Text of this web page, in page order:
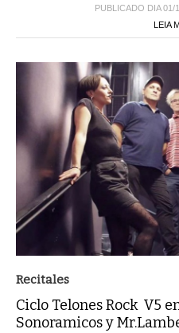
PUBLICADO DIA 01/
LEIA
Recitales
Ciclo Telones Rock V5
Sonoramicos y